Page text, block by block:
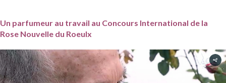
Un parfumeur au travail au Concours International de la
Rose Nouvelle du Roeulx